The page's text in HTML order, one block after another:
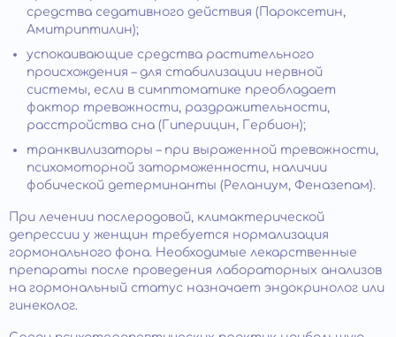
средства седативного действия (Пароксетин,
Амитриптилин);
успокаивающие средства растительного
происхождения – для стабилизации нервной
системы, если в симптоматике преобладает
фактор тревожности, раздражительности,
расстройства сна (Гиперицин, Гербион);
транквилизаторы – при выраженной тревожности,
психомоторной заторможенности, наличии
фобической детерминанты (Реланиум, Феназепам).
При лечении послеродовой, климактерической
депрессии у женщин требуется нормализация
гормонального фона. Необходимые лекарственные
препараты после проведения лабораторных анализов
на гормональный статус назначает эндокринолог или
гинеколог.